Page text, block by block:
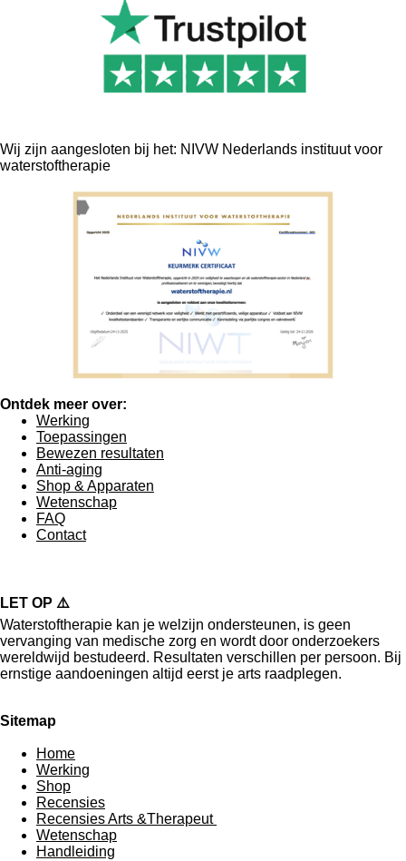
Wij zijn aangesloten bij het: NIVW Nederlands instituut voor
waterstoftherapie
Ontdek meer over:
Werking
Toepassingen
Bewezen resultaten
Anti-aging
Shop & Apparaten
Wetenschap
FAQ
Contact
LET OP ⚠️
Waterstoftherapie kan je welzijn ondersteunen, is geen
vervanging van medische zorg en wordt door onderzoekers
wereldwijd bestudeerd. Resultaten verschillen per persoon. Bij
ernstige aandoeningen altijd eerst je arts raadplegen.
Sitemap
Home
Werking
Shop
Recensies
Recensies Arts &Therapeut
Wetenschap
Handleiding